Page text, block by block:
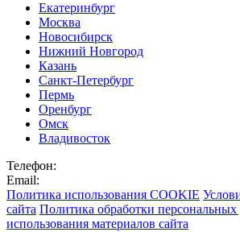
Екатеринбург
Москва
Новосибирск
Нижний Новгород
Казань
Санкт-Петербург
Пермь
Оренбург
Омск
Владивосток
Телефон:
Email:
Политика использования COOKIE
сайта Политика обработки
использования материалов сайта